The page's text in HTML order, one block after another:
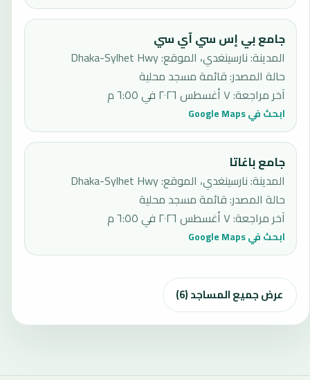
جامع بي إس سي آي سي
المدينة: نارسينغدي، الموقع: Dhaka-Sylhet Hwy
حالة المصدر:قائمة مسجد محلية
آخر مراجعة:٧ أغسطس ٢٠٢٦ في ٦:٥٥ م
ابحث في Google Maps
جامع باغاتا
المدينة: نارسينغدي، الموقع: Dhaka-Sylhet Hwy
حالة المصدر:قائمة مسجد محلية
آخر مراجعة:٧ أغسطس ٢٠٢٦ في ٦:٥٥ م
ابحث في Google Maps
عرض جميع المساجد (6)